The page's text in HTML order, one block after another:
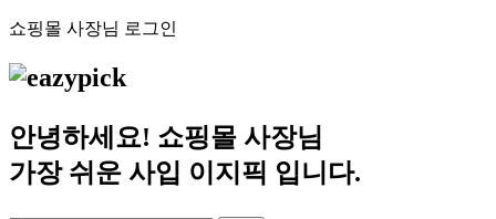
쇼핑몰 사장님 로그인
안녕하세요! 쇼핑몰 사장님
가장 쉬운 사입 이지픽 입니다.